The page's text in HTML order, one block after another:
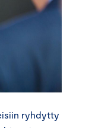
ryhdytty